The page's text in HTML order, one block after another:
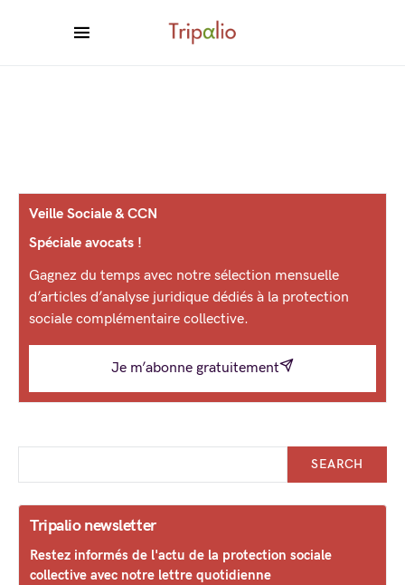
Veille Sociale & CCN
Spéciale avocats !
Gagnez du temps avec notre sélection mensuelle
d’articles d’analyse juridique dédiés à la protection
sociale complémentaire collective.
Je m’abonne gratuitement
SEARCH
Tripalio newsletter
Restez informés de l'actu de la protection sociale
collective avec notre lettre quotidienne